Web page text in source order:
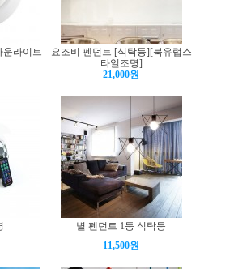
운라이트
요조비 펜던트 [식탁등][북유럽스
타일조명]
21,000원
별 펜던트 1등 식탁등
11,500원